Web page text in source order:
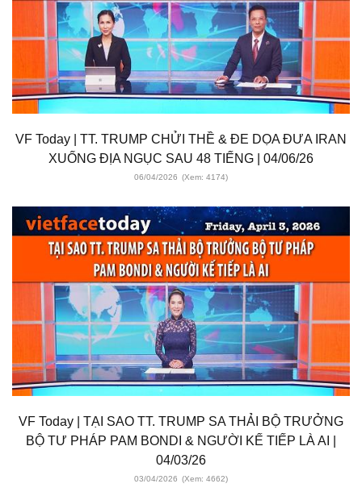
VF Today | TT. TRUMP CHỬI THỀ & ĐE DỌA ĐƯA IRAN
XUỐNG ĐỊA NGỤC SAU 48 TIẾNG | 04/06/26
06/04/2026 (Xem: 4174)
VF Today | TẠI SAO TT. TRUMP SA THẢI BỘ TRƯỞNG
BỘ TƯ PHÁP PAM BONDI & NGƯỜI KẾ TIẾP LÀ AI |
04/03/26
03/04/2026 (Xem: 4662)